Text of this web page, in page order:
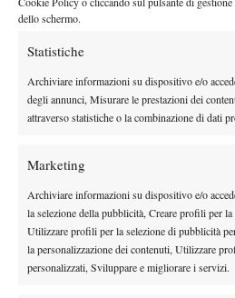
dello schermo.
Statistiche
Archiviare informazioni su dispositivo e/o
degli annunci, Misurare le prestazioni dei
attraverso statistiche o la combinazione di dati
Marketing
Archiviare informazioni su dispositivo e/o
la selezione della pubblicità, Creare profili per
Utilizzare profili per la selezione di pubblicità
la personalizzazione dei contenuti, Utilizzare
personalizzati, Sviluppare e migliorare i servizi.
stagione purtroppo è stata ben
Stakhovsky e Grenier.
Krstin la prima vittoria, da lì il
ed il successivo infortunio al gomito
mesi di stop.
accompagnato ‘Giga’ al 2022. Nelle
più che le buone vittorie su Tobias
il KO per 7-6 6-3 contro Vasek
fiammella del tennista romano.
una sfida caratterizzata a lungo dal